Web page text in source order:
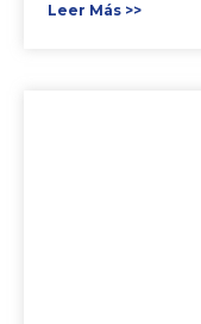
Leer Más >>